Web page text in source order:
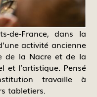
de-France, dans la
activité ancienne
de la Nacre et de la
et l’artistique. Pensé
travaille à
tabletiers.